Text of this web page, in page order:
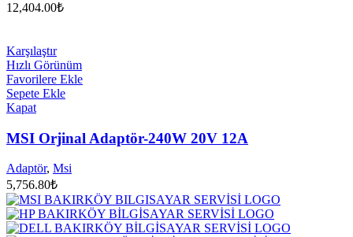
12,404.00₺
Karşılaştır
Hızlı Görünüm
Favorilere Ekle
Sepete Ekle
Kapat
MSI Orjinal Adaptör-240W 20V 12A
Adaptör, Msi
5,756.80₺